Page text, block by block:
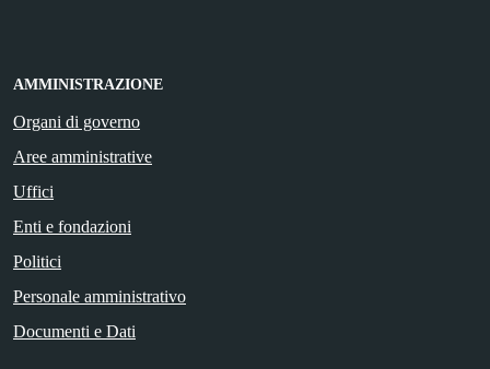
AMMINISTRAZIONE
Organi di governo
Aree amministrative
Uffici
Enti e fondazioni
Politici
Personale amministrativo
Documenti e Dati